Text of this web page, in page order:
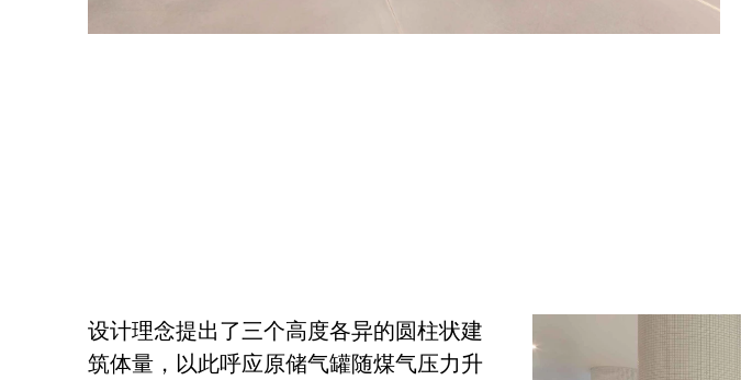
设计理念提出了三个高度各异的圆柱状建
筑体量，以此呼应原储气罐随煤气压力升